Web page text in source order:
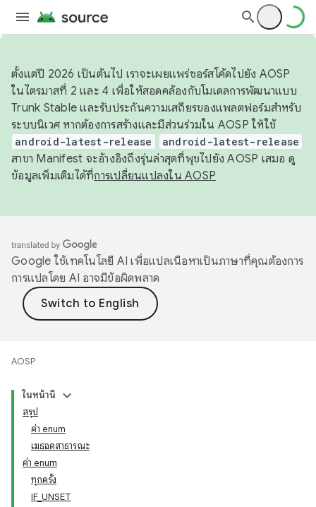
ตั้งแต่ปี 2026 เป็นต้นไป เราจะเผยแพร่ซอร์สโค้ดไปยัง AOSP
ในไตรมาสที่ 2 และ 4 เพื่อให้สอดคล้องกับโมเดลการพัฒนาแบบ
Trunk Stable และรับประกันความเสถียรของแพลตฟอร์มสำหรับ
ระบบนิเวศ หากต้องการสร้างและมีส่วนร่วมใน AOSP ให้ใช้
android-latest-release android-latest-release
สาขา Manifest จะอ้างอิงถึงรุ่นล่าสุดที่พุชไปยัง AOSP เสมอ ดู
ข้อมูลเพิ่มเติมได้ที่การเปลี่ยนแปลงใน AOSP
Google ใช้เทคโนโลยี AI เพื่อแปลเนื้อหาเป็นภาษาที่คุณต้องการ
การแปลโดย AI อาจมีข้อผิดพลาด
AOSP
ในหน้านี้
สรุป
ค่า enum
เมธอดสาธารณะ
ค่า enum
ทุกครั้ง
IF_UNSET